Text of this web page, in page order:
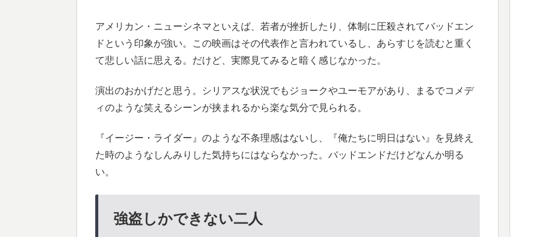
アメリカン・ニューシネマといえば、若者が挫折したり、体制に圧殺されてバッドエン
ドという印象が強い。この映画はその代表作と言われているし、あらすじを読むと重く
て悲しい話に思える。だけど、実際見てみると暗く感じなかった。
演出のおかげだと思う。シリアスな状況でもジョークやユーモアがあり、まるでコメデ
ィのような笑えるシーンが挟まれるから楽な気分で見られる。
『イージー・ライダー』のような不条理感はないし、『俺たちに明日はない』を見終え
た時のようなしんみりした気持ちにはならなかった。バッドエンドだけどなんか明る
い。
強盗しかできない二人